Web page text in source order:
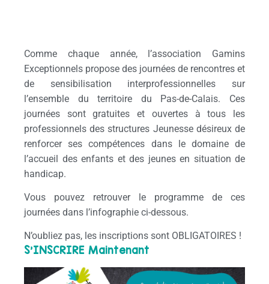
Comme chaque année, l’association Gamins
Exceptionnels propose des journées de rencontres et
de sensibilisation interprofessionnelles sur
l’ensemble du territoire du Pas-de-Calais. Ces
journées sont gratuites et ouvertes à tous les
professionnels des structures Jeunesse désireux de
renforcer ses compétences dans le domaine de
l’accueil des enfants et des jeunes en situation de
handicap.
Vous pouvez retrouver le programme de ces
journées dans l’infographie ci-dessous.
N’oubliez pas, les inscriptions sont OBLIGATOIRES !
S’INSCRIRE Maintenant